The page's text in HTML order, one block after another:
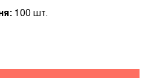
100 шт.